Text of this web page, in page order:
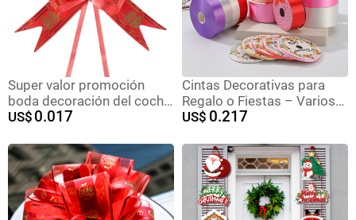
Super valor promoción
boda decoración del coche
guirnalda regalo flor
guirnalda grande 50
mezclado color mezclado
al por mayor
US$ 0.017
Cintas Decorativas para
Regalo o Fiestas – Varios
Colores
US$ 0.217